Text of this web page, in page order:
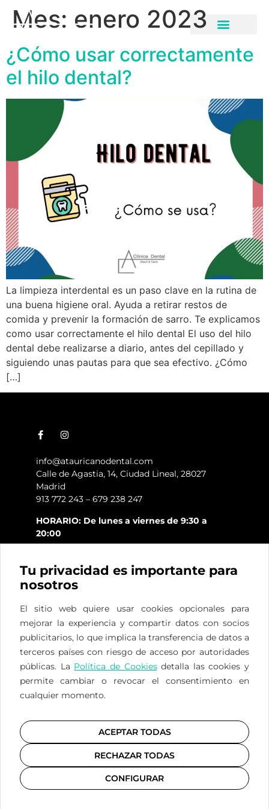
Mes: enero 2023
¿Cómo usar correctamente
el hilo dental?
La limpieza interdental es un paso clave en la rutina de
una buena higiene oral. Ayuda a retirar restos de
comida y prevenir la formación de sarro. Te explicamos
como usar correctamente el hilo dental El uso del hilo
dental debe realizarse a diario, antes del cepillado y
siguiendo unas pautas para que sea efectivo. ¿Cómo
[…]
info@atauricanodental.com
Calle de Agastia, 14, Ciudad Lineal, 28027
Madrid
913 772 243 – 679 238 247
HORARIO: De lunes a viernes de 9:30 a
20:00
ES FR EN
Privacidad /Cookies/ Legal
Registro Sanitario nº CS3961de la Comunidad de
Madrid
Tu privacidad es importante para
nosotros
El sitio web quiere usar cookies opcionales para
mejorar la experiencia y compartir datos con socios
publicitarios, lo que implica la transferencia de datos a
terceros países con riesgo de acceso por autoridades
públicas. La Política de Cookiesdetalla las cookies y
permite cambiar o revocar el consentimiento en
cualquier momento.
ACEPTAR TODAS
RECHAZAR TODAS
CONFIGURAR